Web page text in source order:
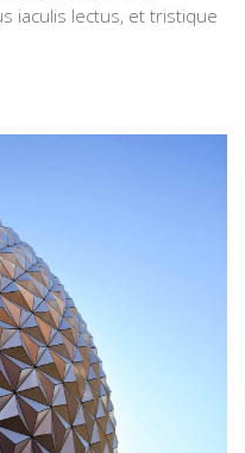
iaculis lectus, et tristique